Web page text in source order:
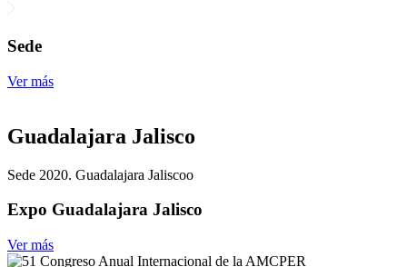
Sede
Ver más
Guadalajara Jalisco
Sede 2020. Guadalajara Jaliscoo
Expo Guadalajara Jalisco
Ver más